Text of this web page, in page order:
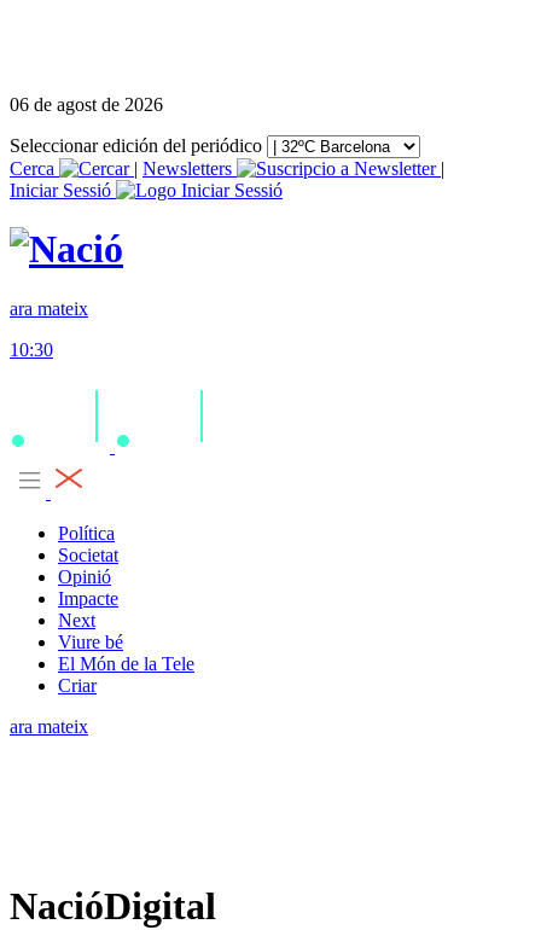
06 de agost de 2026
Seleccionar edición del periódico
Cerca
| Newsletters
|
Iniciar Sessió
ara mateix
10:30
Política
Societat
Opinió
Impacte
Next
Viure bé
El Món de la Tele
Criar
ara mateix
NacióDigital